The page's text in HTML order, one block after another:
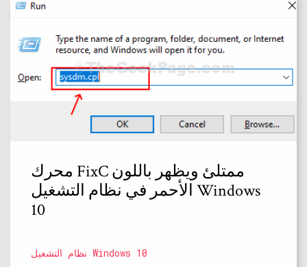
محرك FixC ممتلئ ويظهر باللون
الأحمر في نظام التشغيل Windows
10
نظام التشغيل Windows 10